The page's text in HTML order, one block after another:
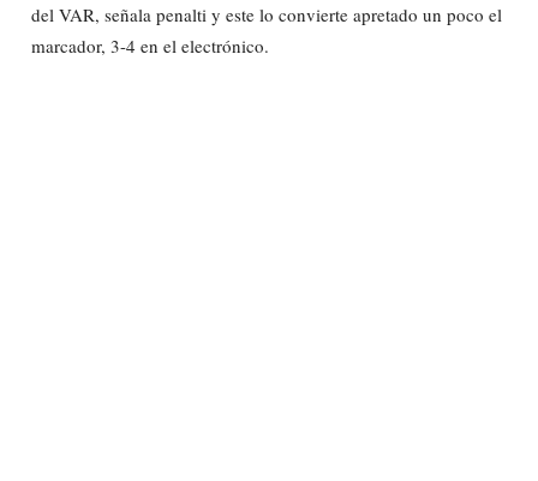
del VAR, señala penalti y este lo convierte apretado un poco el
marcador, 3-4 en el electrónico.